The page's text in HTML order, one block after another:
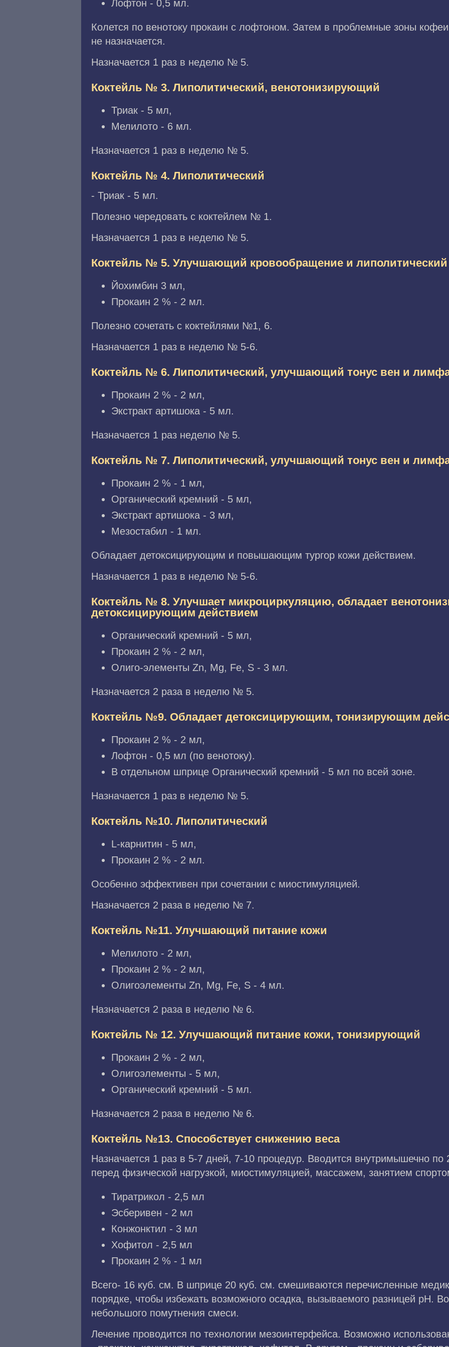
Лофтон - 0,5 мл.
Колется по венотоку прокаин с лофтоном. Затем в проблемные зоны
не назначается.
Назначается 1 раз в неделю № 5.
Коктейль № 3. Липолитический, венотонизирующий
Триак - 5 мл,
Мелилото - 6 мл.
Назначается 1 раз в неделю № 5.
Коктейль № 4. Липолитический
- Триак - 5 мл.
Полезно чередовать с коктейлем № 1.
Назначается 1 раз в неделю № 5.
Коктейль № 5. Улучшающий кровообращение и липолитический
Йохимбин 3 мл,
Прокаин 2 % - 2 мл.
Полезно сочетать с коктейлями №1, 6.
Назначается 1 раз в неделю № 5-6.
Коктейль № 6. Липолитический, улучшающий тонус вен и
Прокаин 2 % - 2 мл,
Экстракт артишока - 5 мл.
Назначается 1 раз неделю № 5.
Коктейль № 7. Липолитический, улучшающий тонус вен и
Прокаин 2 % - 1 мл,
Органический кремний - 5 мл,
Экстракт артишока - 3 мл,
Мезостабил - 1 мл.
Обладает детоксицирующим и повышающим тургор кожи действием.
Назначается 1 раз в неделю № 5-6.
Коктейль № 8. Улучшает микроциркуляцию, обладает
детоксицирующим действием
Органический кремний - 5 мл,
Прокаин 2 % - 2 мл,
Олиго-элементы Zn, Mg, Fe, S - 3 мл.
Назначается 2 раза в неделю № 5.
Коктейль №9. Обладает детоксицирующим, тонизирующим
Прокаин 2 % - 2 мл,
Лофтон - 0,5 мл (по венотоку).
В отдельном шприце Органический кремний - 5 мл по всей зоне.
Назначается 1 раз в неделю № 5.
Коктейль №10. Липолитический
L-карнитин - 5 мл,
Прокаин 2 % - 2 мл.
Особенно эффективен при сочетании с миостимуляцией.
Назначается 2 раза в неделю № 7.
Коктейль №11. Улучшающий питание кожи
Мелилото - 2 мл,
Прокаин 2 % - 2 мл,
Олигоэлементы Zn, Mg, Fe, S - 4 мл.
Назначается 2 раза в неделю № 6.
Коктейль № 12. Улучшающий питание кожи, тонизирующий
Прокаин 2 % - 2 мл,
Олигоэлементы - 5 мл,
Органический кремний - 5 мл.
Назначается 2 раза в неделю № 6.
Коктейль №13. Способствует снижению веса
Назначается 1 раз в 5-7 дней, 7-10 процедур. Вводится внутримышечно
перед физической нагрузкой, миостимуляцией, массажем, занятием
Тиратрикол - 2,5 мл
Эсберивен - 2 мл
Конжонктил - 3 мл
Хофитол - 2,5 мл
Прокаин 2 % - 1 мл
Всего- 16 куб. см. В шприце 20 куб. см. смешиваются перечисленные
порядке, чтобы избежать возможного осадка, вызываемого разницей рН.
небольшого помутнения смеси.
Лечение проводится по технологии мезоинтерфейса. Возможно